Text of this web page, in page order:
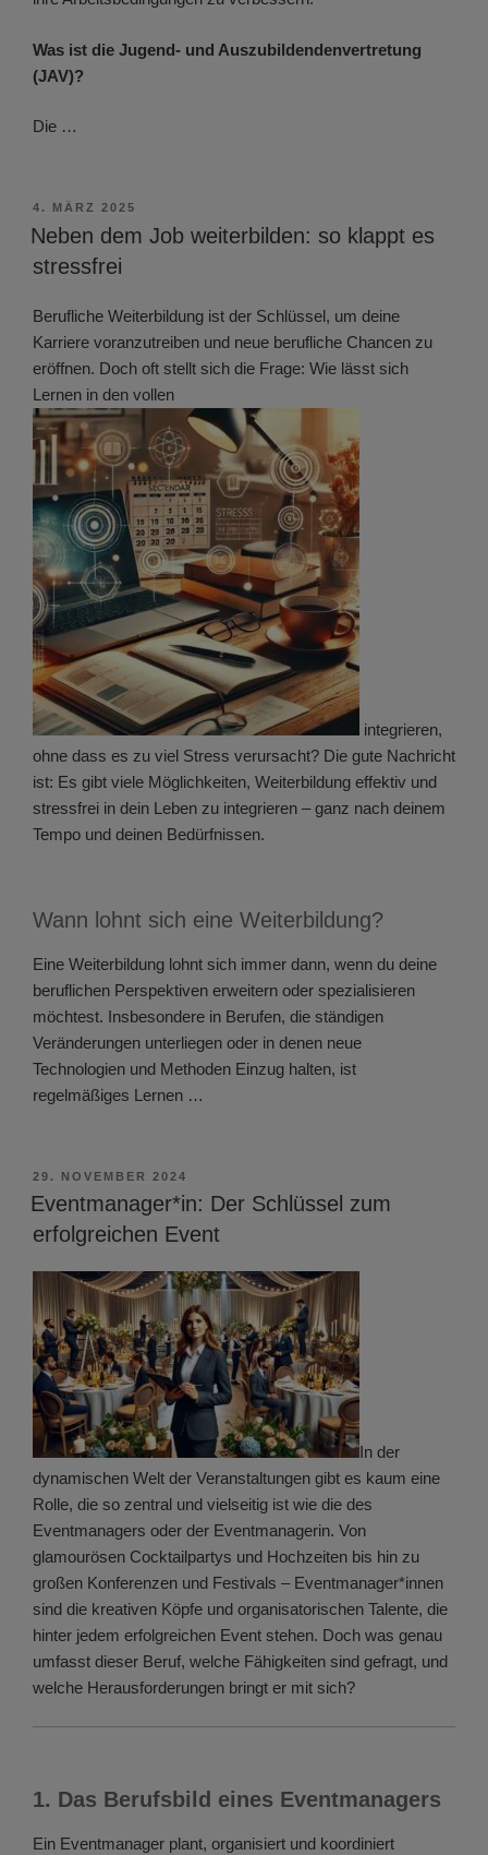
Was ist die Jugend- und Auszubildendenvertretung
(JAV)?
Die …
VERÖFFENTLICHT
AM
4. MÄRZ 2025
Neben dem Job weiterbilden: so klappt es
stressfrei
Berufliche Weiterbildung ist der Schlüssel, um deine
Karriere voranzutreiben und neue berufliche Chancen zu
eröffnen. Doch oft stellt sich die Frage: Wie lässt sich
Lernen in den vollen
integrieren,
ohne dass es zu viel Stress verursacht? Die gute Nachricht
ist: Es gibt viele Möglichkeiten, Weiterbildung effektiv und
stressfrei in dein Leben zu integrieren – ganz nach deinem
Tempo und deinen Bedürfnissen.
Wann lohnt sich eine Weiterbildung?
Eine Weiterbildung lohnt sich immer dann, wenn du deine
beruflichen Perspektiven erweitern oder spezialisieren
möchtest. Insbesondere in Berufen, die ständigen
Veränderungen unterliegen oder in denen neue
Technologien und Methoden Einzug halten, ist
regelmäßiges Lernen …
VERÖFFENTLICHT
AM
29. NOVEMBER 2024
Eventmanager*in: Der Schlüssel zum
erfolgreichen Event
In der
dynamischen Welt der Veranstaltungen gibt es kaum eine
Rolle, die so zentral und vielseitig ist wie die des
Eventmanagers oder der Eventmanagerin. Von
glamourösen Cocktailpartys und Hochzeiten bis hin zu
großen Konferenzen und Festivals – Eventmanager*innen
sind die kreativen Köpfe und organisatorischen Talente, die
hinter jedem erfolgreichen Event stehen. Doch was genau
umfasst dieser Beruf, welche Fähigkeiten sind gefragt, und
welche Herausforderungen bringt er mit sich?
1. Das Berufsbild eines Eventmanagers
Ein Eventmanager plant, organisiert und koordiniert